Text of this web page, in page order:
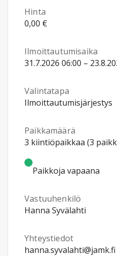
Hinta
0,00 €
Ilmoittautumisaika
31.7.2026 06:00 –
Valintatapa
Ilmoittautumisjärjestys
Paikkamäärä
3 kiintiöpaikkaa (3
Paikkoja vapaana
Vastuuhenkilö
Hanna Syvälahti
Yhteystiedot
hanna.syvalahti@jamk.fi